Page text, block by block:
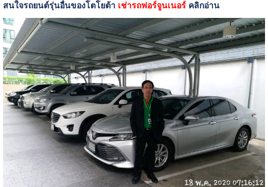
สนใจรถยนต์รุ่นอื่นของโตโยต้า เช่ารถฟอร์จูนเนอร์คลิกอ่าน